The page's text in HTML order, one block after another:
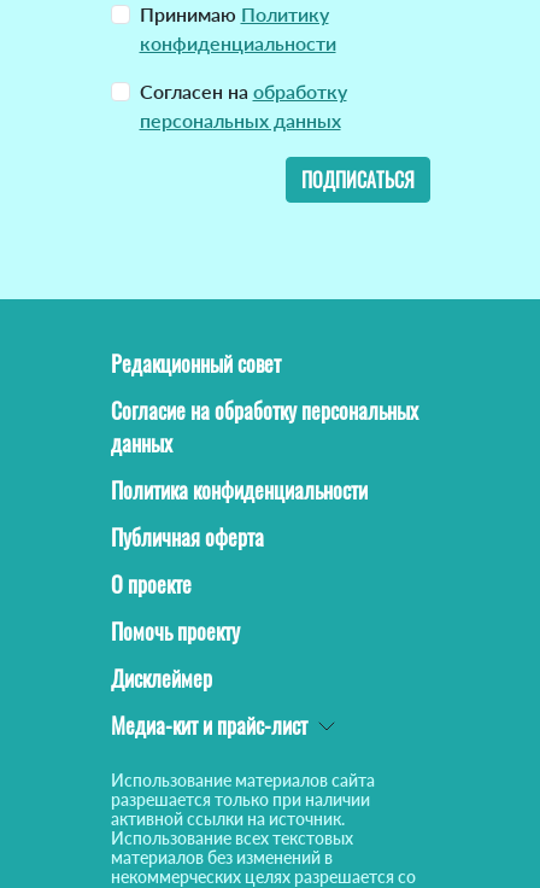
Принимаю Политику
конфиденциальности
Согласен на обработку
персональных данных
ПОДПИСАТЬСЯ
Редакционный совет
Согласие на обработку персональных
данных
Политика конфиденциальности
Публичная оферта
О проекте
Помочь проекту
Дисклеймер
Медиа-кит и прайс-лист
Использование материалов сайта
разрешается только при наличии
активной ссылки на источник.
Использование всех текстовых
материалов без изменений в
некоммерческих целях разрешается со